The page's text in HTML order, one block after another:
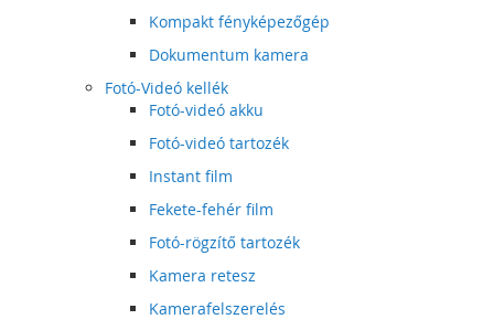
Kompakt fényképezőgép
Dokumentum kamera
Fotó-Videó kellék
Fotó-videó akku
Fotó-videó tartozék
Instant film
Fekete-fehér film
Fotó-rögzítő tartozék
Kamera retesz
Kamerafelszerelés